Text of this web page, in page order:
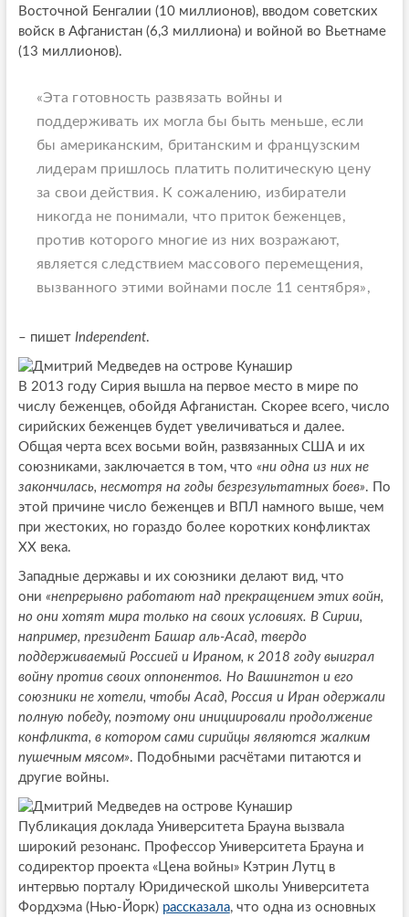
Восточной Бенгалии (10 миллионов), вводом советских
войск в Афганистан (6,3 миллиона) и войной во Вьетнаме
(13 миллионов).
«Эта готовность развязать войны и
поддерживать их могла бы быть меньше, если
бы американским, британским и французским
лидерам пришлось платить политическую цену
за свои действия. К сожалению, избиратели
никогда не понимали, что приток беженцев,
против которого многие из них возражают,
является следствием массового перемещения,
вызванного этими войнами после 11 сентября»,
– пишет Independent.
В 2013 году Сирия вышла на первое место в мире по
числу беженцев, обойдя Афганистан. Скорее всего, число
сирийских беженцев будет увеличиваться и далее.
Общая черта всех восьми войн, развязанных США и их
союзниками, заключается в том, что «ни одна из них не
закончилась, несмотря на годы безрезультатных боев». По
этой причине число беженцев и ВПЛ намного выше, чем
при жестоких, но гораздо более коротких конфликтах
XX века.
Западные державы и их союзники делают вид, что
они «непрерывно работают над прекращением этих войн,
но они хотят мира только на своих условиях. В Сирии,
например, президент Башар аль-Асад, твердо
поддерживаемый Россией и Ираном, к 2018 году выиграл
войну против своих оппонентов. Но Вашингтон и его
союзники не хотели, чтобы Асад, Россия и Иран одержали
полную победу, поэтому они инициировали продолжение
конфликта, в котором сами сирийцы являются жалким
пушечным мясом». Подобными расчётами питаются и
другие войны.
Публикация доклада Университета Брауна вызвала
широкий резонанс. Профессор Университета Брауна и
содиректор проекта «Цена войны» Кэтрин Лутц в
интервью порталу Юридической школы Университета
Фордхэма (Нью-Йорк) рассказала, что одна из основных